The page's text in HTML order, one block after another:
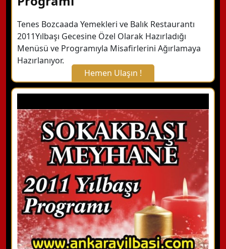
Tenes Bozcaada Yemekleri ve Balık Restaurantı
2011Yılbaşı Gecesine Özel Olarak Hazırladığı
Menüsü ve Programıyla Misafirlerini Ağırlamaya
Hazırlanıyor.
Hemen Ulaşın !
X Kapat
WhatsApp ile Bilgi Alın
Hemen Arayın
Detaylı Bilgi Alın